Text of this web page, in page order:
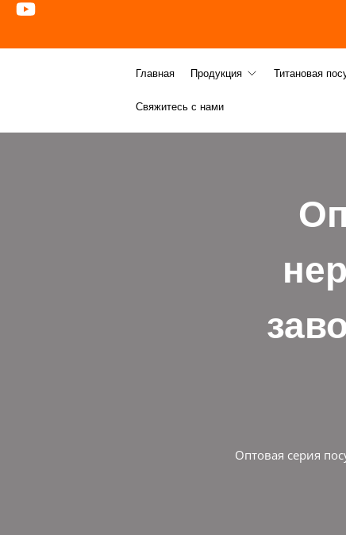
Главная Продукция Титановая
Свяжитесь с нами
Оптовая серия